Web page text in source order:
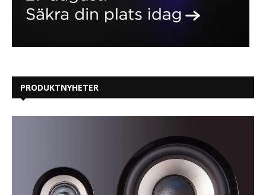
PRODUKTNYHETER